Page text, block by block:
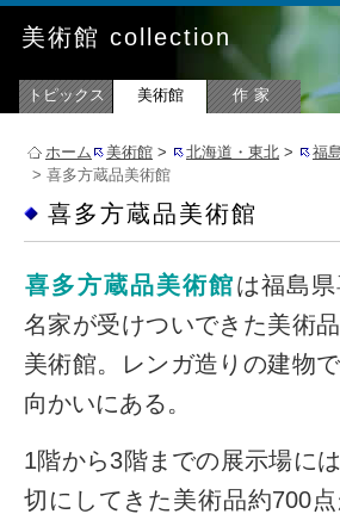
美術館 collection
トピックス 美術館 作家
ホーム 美術館 > 北海道・東北 >
福
> 喜多方蔵品美術館
喜多方蔵品美術館
喜多方蔵品美術館は福島
名家が受けついできた美術
美術館。レンガ造りの建物
向かいにある。
1階から3階までの展示場に
切にしてきた美術品約700